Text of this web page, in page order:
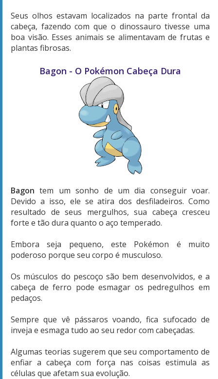
Seus olhos estavam localizados na parte frontal da
cabeça, fazendo com que o dinossauro tivesse uma
boa visão. Esses animais se alimentavam de frutas e
plantas fibrosas.
Bagon - O Pokémon Cabeça Dura
Bagon tem um sonho de um dia conseguir voar.
Devido a isso, ele se atira dos desfiladeiros. Como
resultado de seus mergulhos, sua cabeça cresceu
forte e tão dura quanto o aço temperado.
Embora seja pequeno, este Pokémon é muito
poderoso porque seu corpo é musculoso.
Os músculos do pescoço são bem desenvolvidos, e a
cabeça de ferro pode esmagar os pedregulhos em
pedaços.
Sempre que vê pássaros voando, fica sufocado de
inveja e esmaga tudo ao seu redor com cabeçadas.
Algumas teorias sugerem que seu comportamento de
enfiar a cabeça com força nas coisas estimula as
células que afetam sua evolução.